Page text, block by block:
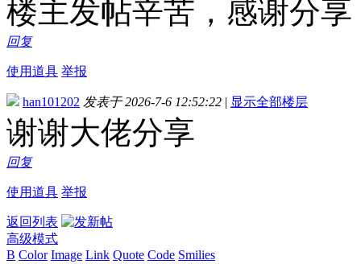
楼主发帖辛苦，感谢分享
回复
使用道具 举报
han101202 发表于 2026-7-6 12:52:22 | 显示全部楼层
谢谢大佬分享
回复
使用道具 举报
返回列表
高级模式
B Color Image Link Quote Code Smilies